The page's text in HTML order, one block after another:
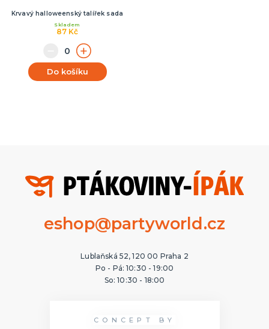
Krvavý halloweenský talířek sada
87 Kč
Skladem
Do košíku
eshop@partyworld.cz
Lublaňská 52, 120 00 Praha 2
Po - Pá: 10:30 - 19:00
So: 10:30 - 18:00
CONCEPT BY